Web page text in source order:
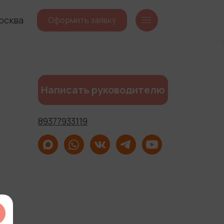
Оформить заявку
Написать руководителю
89377933119